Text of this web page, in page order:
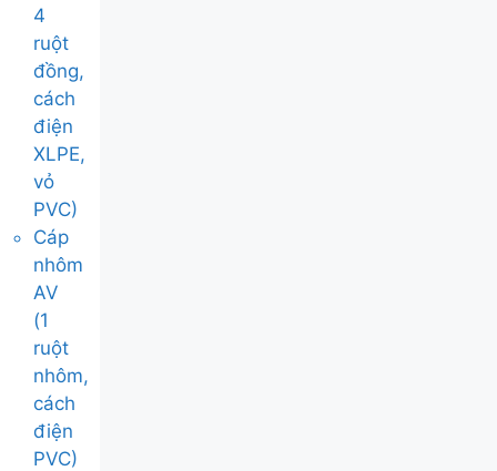
4
ruột
đồng,
cách
điện
XLPE,
vỏ
PVC)
Cáp
nhôm
AV
(1
ruột
nhôm,
cách
điện
PVC)